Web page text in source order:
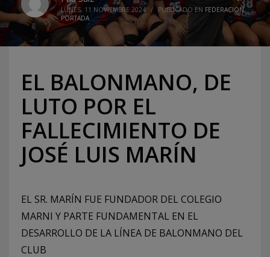
LUNES, 11 NOVIEMBRE 2024 / PUBLICADO EN FEDERACION,
PORTADA
EL BALONMANO, DE
LUTO POR EL
FALLECIMIENTO DE
JOSÉ LUIS MARÍN
EL SR. MARÍN FUE FUNDADOR DEL COLEGIO
MARNI Y PARTE FUNDAMENTAL EN EL
DESARROLLO DE LA LÍNEA DE BALONMANO DEL
CLUB